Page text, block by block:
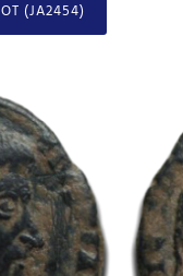
(JA2454)